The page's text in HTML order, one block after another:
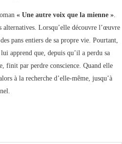
« Une autre voix que la mienne ».
alternatives. Lorsqu’elle découvre l’œuvre
pans entiers de sa propre vie. Pourtant,
apprend que, depuis qu’il a perdu sa
finit par perdre conscience. Quand elle
à la recherche d’elle-même, jusqu’à